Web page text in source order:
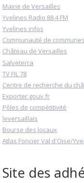
Mairie de Versailles
Yvelines Radio 88.4 FM
Yvelines infos
Communauté de
Château de Versailles
Salveterra
TV FIL 78
Centre de recherche du
Exporter.gouv.fr
Pôles de compétitivité
leversaillais
Bourse des locaux
Atlas Foncier Val d'Oise/
Site des